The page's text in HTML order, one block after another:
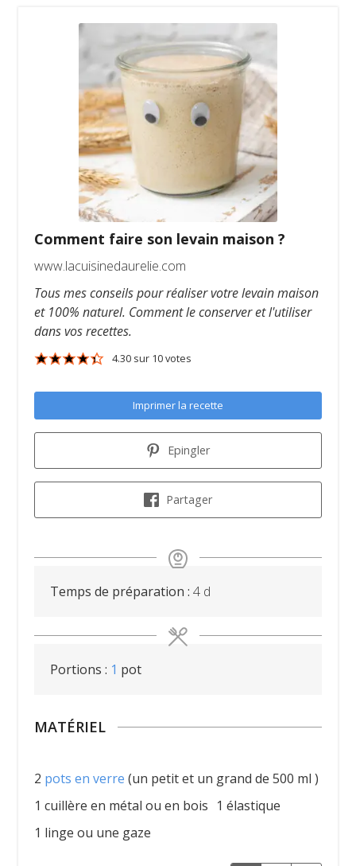
Comment faire son levain maison ?
www.lacuisinedaurelie.com
Tous mes conseils pour réaliser votre levain maison
et 100% naturel. Comment le conserver et l'utiliser
dans vos recettes.
4.30sur 10votes
Imprimer la recette
Epingler
Partager
Temps de préparation : 4days
d
Portions : 1 pot
MATÉRIEL
2 pots en verre (un petit et un grand de 500 ml )
1 cuillère en métal ou en bois 1 élastique
1 linge ou une gaze